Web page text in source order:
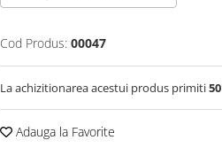
Cod Produs: 00047
La achizitionarea acestui produs primiti50
Adauga la Favorite